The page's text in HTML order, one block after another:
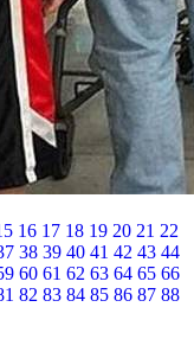
16 17 18 19 20 21 22
38 39 40 41 42 43 44
60 61 62 63 64 65 66
82 83 84 85 86 87 88